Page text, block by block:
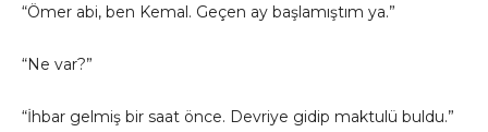
“Ömer abi, ben Kemal. Geçen ay başlamıştım ya.”
“Ne var?”
“İhbar gelmiş bir saat önce. Devriye gidip maktulü buldu.”